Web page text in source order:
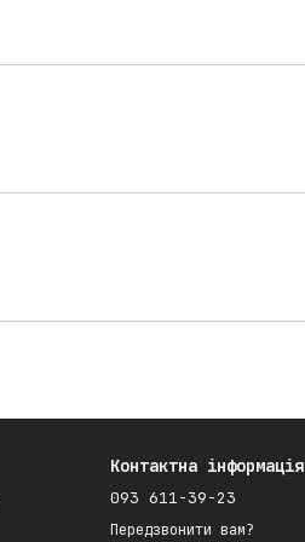
Контактна інформація
093 611-39-23
Передзвонити вам?